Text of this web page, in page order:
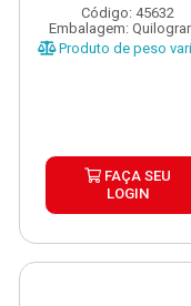
Código: 45632
Embalagem:
Produto de peso
FAÇA SEU
LOGIN